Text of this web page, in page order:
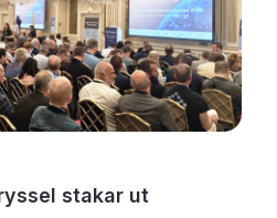
stakar ut